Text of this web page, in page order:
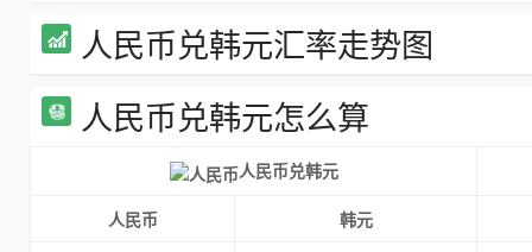
人民币兑韩元汇率走势图
人民币兑韩元怎么算
人民币兑韩元
人民币
韩元